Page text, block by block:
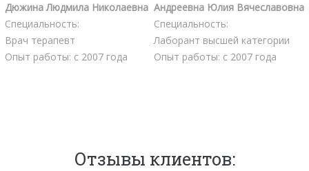
Дюжина Людмила Николаевна
Специальность:
Врач терапевт
Опыт работы: с 2007 года
Андреевна Юлия Вячеславовна
Специальность:
Лаборант высшей категории
Опыт работы: с 2007 года
Отзывы клиентов: